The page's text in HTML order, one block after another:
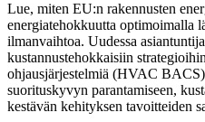
Lue, miten EU:n rakennusten
energiatehokkuutta optimoimalla
ilmanvaihtoa. Uudessa
kustannustehokkaisiin
ohjausjärjestelmiä (HVAC
suorituskyvyn parantamiseen,
kestävän kehityksen tavoitteiden